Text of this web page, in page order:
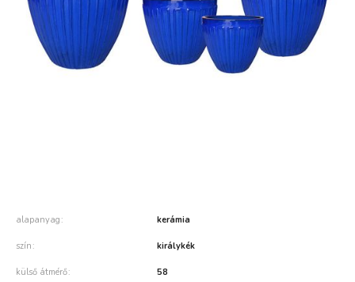
alapanyag kerámia
szín királykék
külső átmérő 58